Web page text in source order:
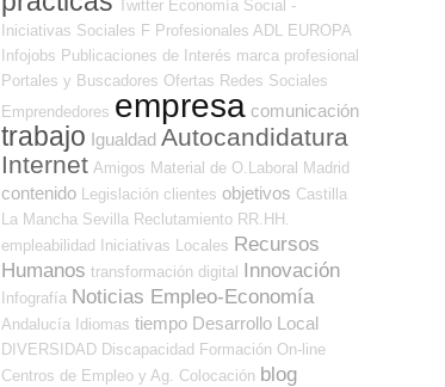
Twitter Economía Social -
Iniciativas Sociales F Profesionales ADL
EUROPA
Infojobs Publicaciones de Interés marca profesional
Portales y Buscadores Ofertas Redes Sociales
Emprendedores empresa comunicación
trabajo Igualdad Autocandidatura
Internet Amigos Material de O.Laboral Madrid
contenido Legislación clientes objetivos Castilla
La Mancha Sevilla Reclutamiento RR.HH.
empleabilidad
Iniciativas Locales Recursos
Humanos transformación digital Innovación
Infografía Noticias Empleo-Economía
Andalucía Idiomas tiempo Desarrollo Local
DIVERSIDAD Discapacidad Formación On-line
Centros de Empleo y Ag. Colocación blog